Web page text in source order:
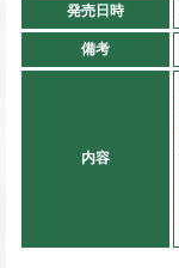
発売日時
備考
内容